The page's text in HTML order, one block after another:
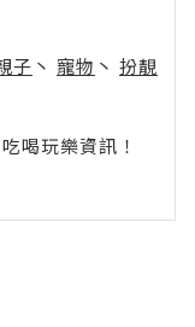
子 丶 寵物 丶 扮靚
喝玩樂資訊！